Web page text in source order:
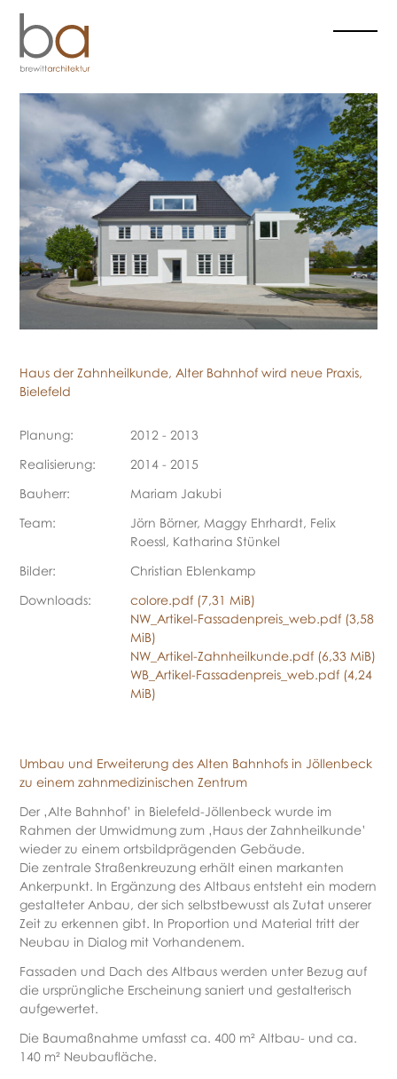
Navigation
überspringen
Haus der Zahnheilkunde, Alter Bahnhof wird neue Praxis,
Bielefeld
Planung:
2012 - 2013
Realisierung:
2014 - 2015
Bauherr:
Mariam Jakubi
Team:
Jörn Börner, Maggy Ehrhardt, Felix
Roessl, Katharina Stünkel
Bilder:
Christian Eblenkamp
Downloads:
colore.pdf (7,31 MiB)
NW_Artikel-Fassadenpreis_web.pdf (3,58
MiB)
NW_Artikel-Zahnheilkunde.pdf (6,33 MiB)
WB_Artikel-Fassadenpreis_web.pdf (4,24
MiB)
Umbau und Erweiterung des Alten Bahnhofs in Jöllenbeck
zu einem zahnmedizinischen Zentrum
Der ‚Alte Bahnhof’ in Bielefeld-Jöllenbeck wurde im
Rahmen der Umwidmung zum ‚Haus der Zahnheilkunde’
wieder zu einem ortsbildprägenden Gebäude.
Die zentrale Straßenkreuzung erhält einen markanten
Ankerpunkt. In Ergänzung des Altbaus entsteht ein modern
gestalteter Anbau, der sich selbstbewusst als Zutat unserer
Zeit zu erkennen gibt. In Proportion und Material tritt der
Neubau in Dialog mit Vorhandenem.
Fassaden und Dach des Altbaus werden unter Bezug auf
die ursprüngliche Erscheinung saniert und gestalterisch
aufgewertet.
Die Baumaßnahme umfasst ca. 400 m² Altbau- und ca.
140 m² Neubaufläche.